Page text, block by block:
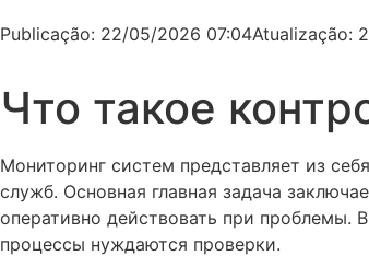
Publicação: 22/05/2026 07:04Atualização:
Что такое
Мониторинг систем представляет из
служб. Основная главная задача
оперативно действовать при проблемы.
процессы нуждаются проверки.